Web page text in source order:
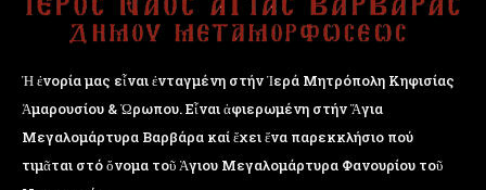
Ἡ ἐνορία μας εἶναι ἐνταγμένη στήν Ἱερά Μητρόπολη Κηφισίας
Ἁμαρουσίου & Ὠρωπου. Εἶναι ἀφιερωμένη στήν Ἅγια
Μεγαλομάρτυρα Βαρβάρα καί ἔχει ἕνα παρεκκλήσιο πού
τιμᾶται στό ὄνομα τοῦ Ἁγιου Μεγαλομάρτυρα Φανουρίου τοῦ